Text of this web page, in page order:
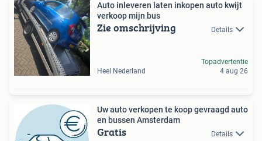
Auto inleveren laten inkopen auto kwijt
verkoop mijn bus
Zie omschrijving Details
Heel Nederland
Topadvertentie
4 aug 26
Uw auto verkopen te koop gevraagd auto
en bussen Amsterdam
Gratis Details